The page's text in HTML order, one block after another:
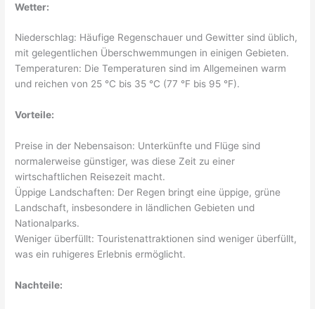
Wetter:
Niederschlag: Häufige Regenschauer und Gewitter sind üblich,
mit gelegentlichen Überschwemmungen in einigen Gebieten.
Temperaturen: Die Temperaturen sind im Allgemeinen warm
und reichen von 25 °C bis 35 °C (77 °F bis 95 °F).
Vorteile:
Preise in der Nebensaison: Unterkünfte und Flüge sind
normalerweise günstiger, was diese Zeit zu einer
wirtschaftlichen Reisezeit macht.
Üppige Landschaften: Der Regen bringt eine üppige, grüne
Landschaft, insbesondere in ländlichen Gebieten und
Nationalparks.
Weniger überfüllt: Touristenattraktionen sind weniger überfüllt,
was ein ruhigeres Erlebnis ermöglicht.
Nachteile: